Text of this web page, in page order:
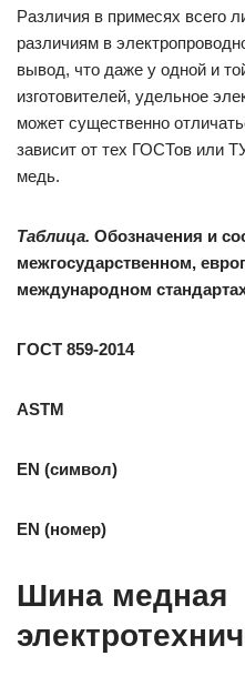
Различия в примесях всего
различиям в
вывод, что даже у одной и
изготовителей, удельное
может существенно
зависит от тех ГОСТов или
медь.
Таблица. Обозначения и
межгосударственном,
международном
ГОСТ 859-2014
ASTM
EN (символ)
EN (номер)
Шина медная